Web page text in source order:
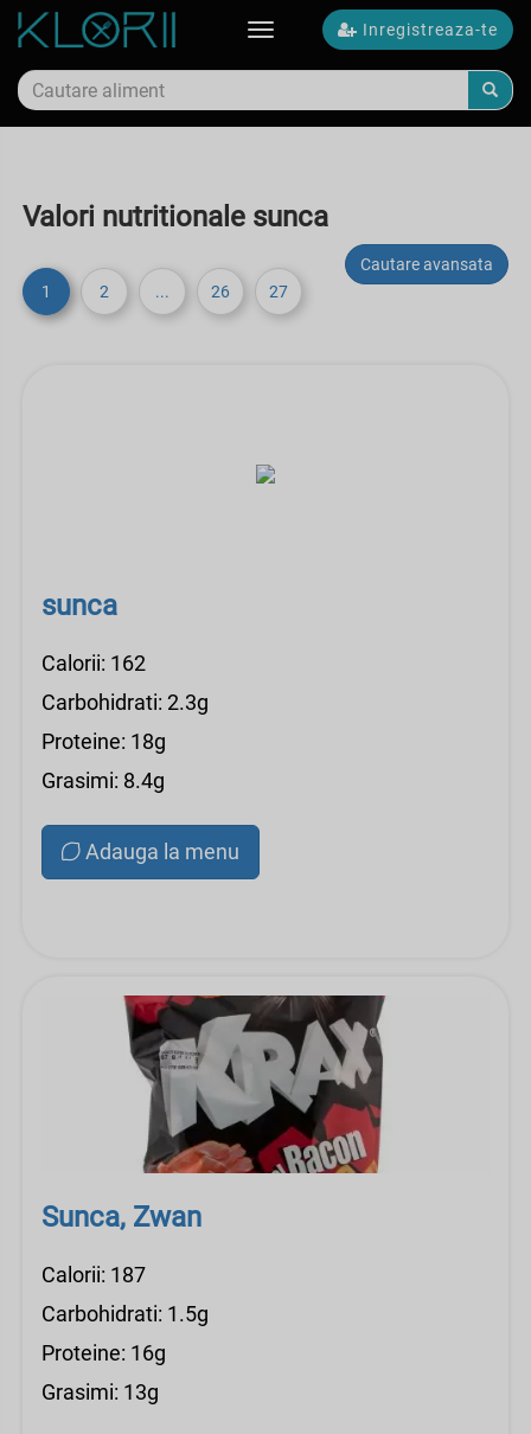
Inregistreaza-te
Toggle
Valori nutritionale sunca
Cautare avansata
1
2 ... 26 27
sunca
Calorii: 162
Carbohidrati: 2.3g
Proteine: 18g
Grasimi: 8.4g
Adauga la menu
Sunca, Zwan
Calorii: 187
Carbohidrati: 1.5g
Proteine: 16g
Grasimi: 13g